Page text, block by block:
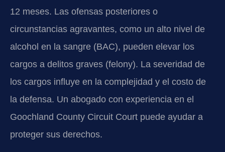
12 meses. Las ofensas posteriores o
circunstancias agravantes, como un alto nivel de
alcohol en la sangre (BAC), pueden elevar los
cargos a delitos graves (felony). La severidad de
los cargos influye en la complejidad y el costo de
la defensa. Un abogado con experiencia en el
Goochland County Circuit Court puede ayudar a
proteger sus derechos.